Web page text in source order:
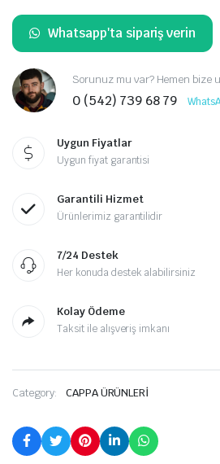
Whatsapp'ta sipariş verin
Sorunuz mu var? Hemen bize
0 (542) 739 68 79
Uygun Fiyatlar
Uygun fiyat garantisi
Garantili Hizmet
Ürünlerimiz garantilidir
7/24 Destek
Her konuda destek alabilirsiniz
Kolay Ödeme
Taksit ile alışveriş imkanı
Category: CAPPA ÜRÜNLERİ